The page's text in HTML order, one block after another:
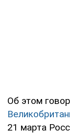
Об этом
21 марта